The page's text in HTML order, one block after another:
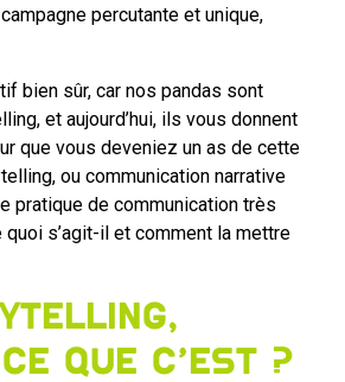
percutante et unique,
bien sûr, car nos pandas sont
et aujourd’hui, ils vous donnent
que vous deveniez un as de cette
ou communication narrative
pratique de communication très
quoi s’agit-il et comment la mettre
que c’est ?